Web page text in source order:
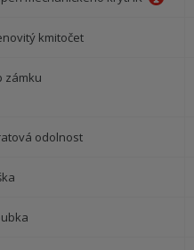
kmitočet
zámku
odolnost